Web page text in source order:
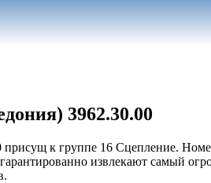
3962.30.00
к группе 16 Сцепление.
извлекают самый